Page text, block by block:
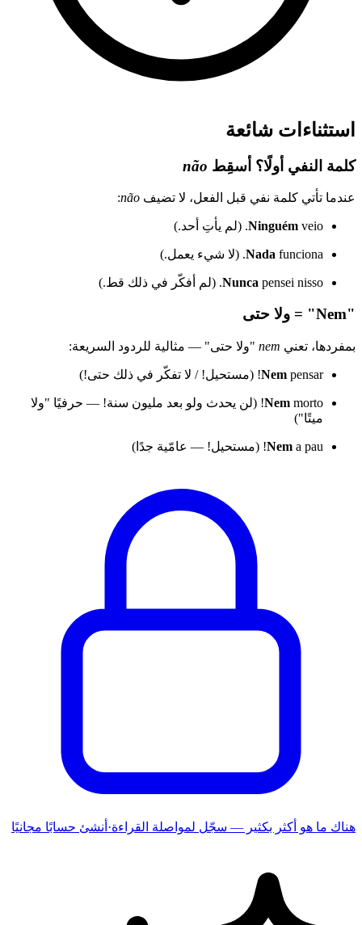
استثناءات شائعة
كلمة النفي أولًا؟ أسقِط não
عندما تأتي كلمة نفي قبل الفعل، لا تضيف não
:
Ninguém veio. (لم يأتِ أحد.)
Nada funciona. (لا شيء يعمل.)
Nunca pensei nisso. (لم أفكّر في ذلك قط.)
"Nem" = ولا حتى
بمفردها، تعني nem "ولا حتى" — مثالية للردود السريعة:
Nem pensar! (مستحيل! / لا تفكّر في ذلك حتى!)
Nemmorto! (لن يحدث ولو بعد مليون سنة! — حرفيًا "ولا
ميتًا")
Nem a pau! (مستحيل! — عامّية جدًا)
هناك ما هو أكثر بكثير — سجّل لمواصلة القراءة· أنشئ حسابًا مجانيًا